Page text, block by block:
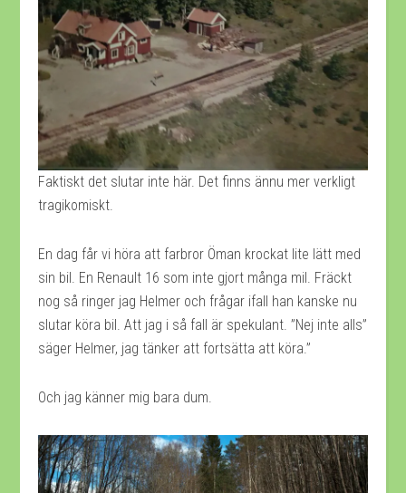
Faktiskt det slutar inte här. Det finns ännu mer verkligt
tragikomiskt.
En dag får vi höra att farbror Öman krockat lite lätt med
sin bil. En Renault 16 som inte gjort många mil. Fräckt
nog så ringer jag Helmer och frågar ifall han kanske nu
slutar köra bil. Att jag i så fall är spekulant. ”Nej inte alls”
säger Helmer, jag tänker att fortsätta att köra.”
Och jag känner mig bara dum.